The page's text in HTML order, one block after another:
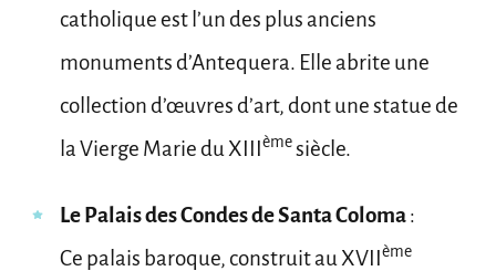
catholique est l’un des plus anciens
monuments d’Antequera. Elle abrite une
collection d’œuvres d’art, dont une statue de
la Vierge Marie du XIIIèmesiècle.
Le Palais des Condes de Santa Coloma:
Ce palais baroque, construit au XVII
ème